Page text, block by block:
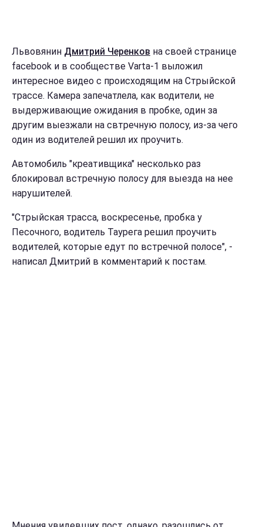
Львовянин Дмитрий Черенков на своей странице
facebook и в сообществе Varta-1 выложил
интересное видео с происходящим на Стрыйской
трассе. Камера запечатлела, как водители, не
выдерживающие ожидания в пробке, один за
другим выезжали на свтречную полосу, из-за чего
один из водителей решил их проучить.
Автомобиль "креативщика" несколько раз
блокировал встречную полосу для выезда на нее
нарушителей.
"Стрыйская трасса, воскресенье, пробка у
Песочного, водитель Таурега решил проучить
водителей, которые едут по встречной полосе", -
написал Дмитрий в комментарий к постам.